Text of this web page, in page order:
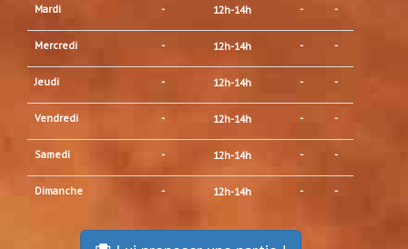
Mardi - 12h-14h - -
Mercredi - 12h-14h - -
Jeudi - 12h-14h - -
Vendredi - 12h-14h - -
Samedi - 12h-14h - -
Dimanche - 12h-14h - -